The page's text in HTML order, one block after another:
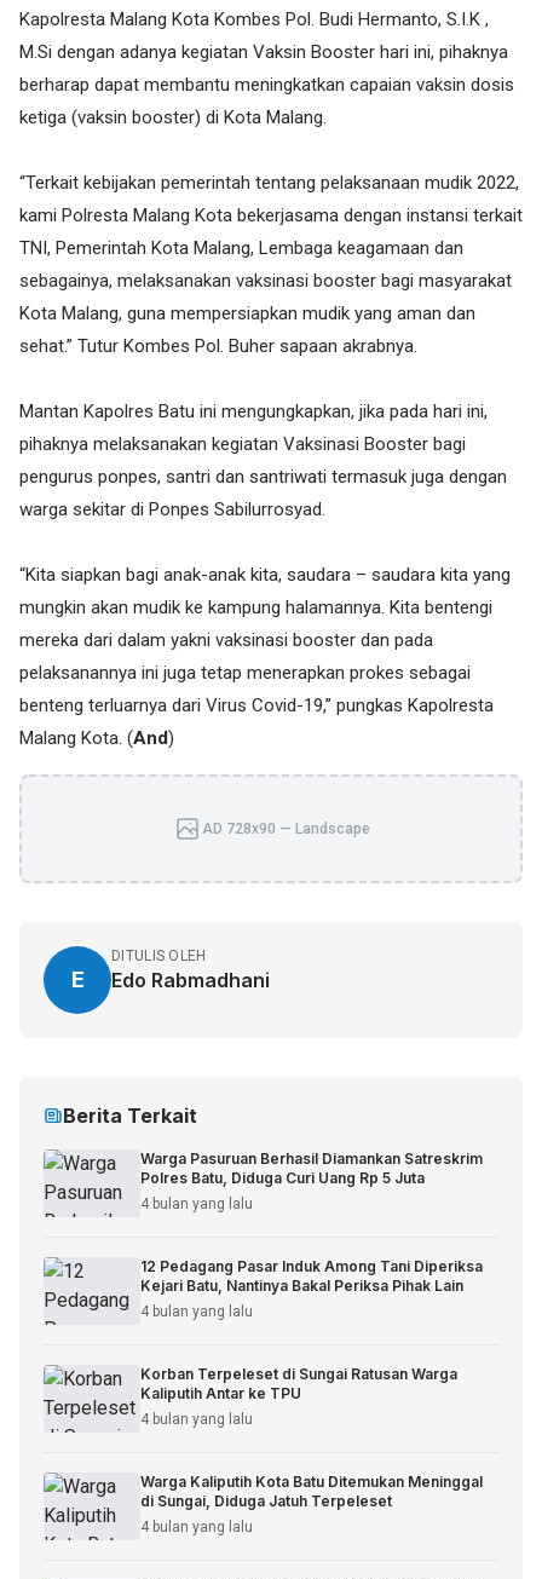
Kapolresta Malang Kota Kombes Pol. Budi Hermanto, S.I.K ,
M.Si dengan adanya kegiatan Vaksin Booster hari ini, pihaknya
berharap dapat membantu meningkatkan capaian vaksin dosis
ketiga (vaksin booster) di Kota Malang.
“Terkait kebijakan pemerintah tentang pelaksanaan mudik 2022,
kami Polresta Malang Kota bekerjasama dengan instansi terkait
TNI, Pemerintah Kota Malang, Lembaga keagamaan dan
sebagainya, melaksanakan vaksinasi booster bagi masyarakat
Kota Malang, guna mempersiapkan mudik yang aman dan
sehat.” Tutur Kombes Pol. Buher sapaan akrabnya.
Mantan Kapolres Batu ini mengungkapkan, jika pada hari ini,
pihaknya melaksanakan kegiatan Vaksinasi Booster bagi
pengurus ponpes, santri dan santriwati termasuk juga dengan
warga sekitar di Ponpes Sabilurrosyad.
“Kita siapkan bagi anak-anak kita, saudara – saudara kita yang
mungkin akan mudik ke kampung halamannya. Kita bentengi
mereka dari dalam yakni vaksinasi booster dan pada
pelaksanannya ini juga tetap menerapkan prokes sebagai
benteng terluarnya dari Virus Covid-19,” pungkas Kapolresta
Malang Kota. (And)
AD 728x90 — Landscape
E
DITULIS OLEH
Edo Rabmadhani
Berita Terkait
Warga Pasuruan Berhasil Diamankan Satreskrim
Polres Batu, Diduga Curi Uang Rp 5 Juta
4 bulan yang lalu
12 Pedagang Pasar Induk Among Tani Diperiksa
Kejari Batu, Nantinya Bakal Periksa Pihak Lain
4 bulan yang lalu
Korban Terpeleset di Sungai Ratusan Warga
Kaliputih Antar ke TPU
4 bulan yang lalu
Warga Kaliputih Kota Batu Ditemukan Meninggal
di Sungai, Diduga Jatuh Terpeleset
4 bulan yang lalu